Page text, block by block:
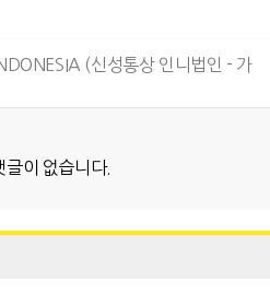
(신성통상 인니법인 - 가
글이 없습니다.